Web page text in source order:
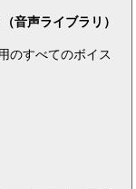
音声ライブラリ）
のすべてのボイス